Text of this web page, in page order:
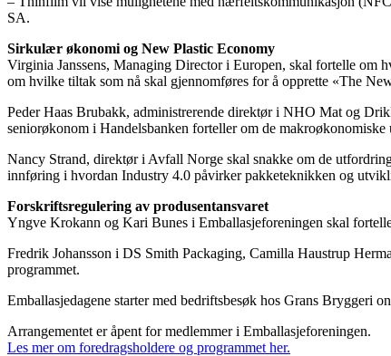
SA.
Sirkulær økonomi og New Plastic Economy
Virginia Janssens, Managing Director i Europen, skal fortelle
om hvilke tiltak som nå skal gjennomføres for å opprette «The
Peder Haas Brubakk, administrerende direktør i NHO Mat og
seniorøkonom i Handelsbanken forteller om de makroøkonomiske
Nancy Strand, direktør i Avfall Norge skal snakke om de
innføring i hvordan Industry 4.0 påvirker pakketeknikken og
Forskriftsregulering av produsentansvaret
Yngve Krokann og Kari Bunes i Emballasjeforeningen skal
Fredrik Johansson i DS Smith Packaging, Camilla Haustrup
programmet.
Emballasjedagene starter med bedriftsbesøk hos Grans Bryggeri
Arrangementet er åpent for medlemmer i Emballasjeforeningen.
Les mer om foredragsholdere og programmet her.